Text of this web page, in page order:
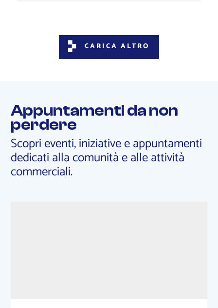
CARICA ALTRO
Appuntamenti da non
perdere
Scopri eventi, iniziative e appuntamenti
dedicati alla comunità e alle attività
commerciali.